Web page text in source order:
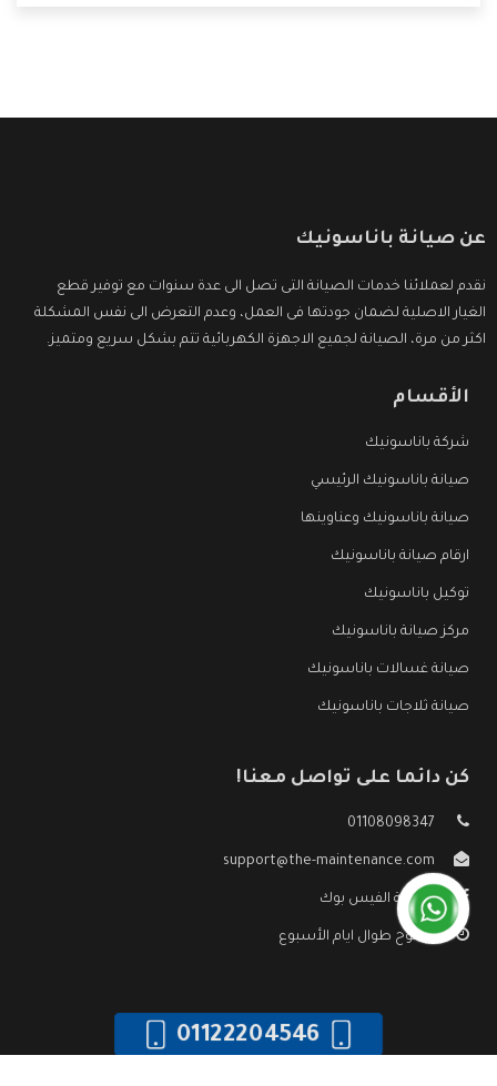
عن صيانة باناسونيك
نقدم لعملائنا خدمات الصيانة التى تصل الى عدة سنوات مع توفير قطع
الغيار الاصلية لضمان جودتها فى العمل، وعدم التعرض الى نفس المشكلة
اكثر من مرة، الصيانة لجميع الاجهزة الكهربائية تتم بشكل سريع ومتميز.
الأقسام
شركة باناسونيك
صيانة باناسونيك الرئيسي
صيانة باناسونيك وعناوينها
ارقام صيانة باناسونيك
توكيل باناسونيك
مركز صيانة باناسونيك
صيانة غسالات باناسونيك
صيانة ثلاجات باناسونيك
كن دائما على تواصل معنا!
01108098347
support@the-maintenance.com
صفحة الفيس بوك
مفتوح طوال ايام الأسبوع
01122204546